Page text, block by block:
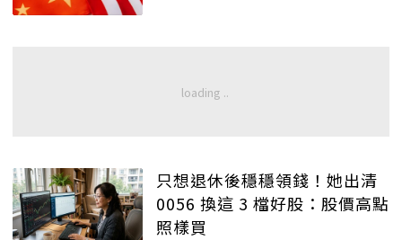
只想退休後穩穩領錢！她出清
0056 換這 3 檔好股：股價高點
照樣買